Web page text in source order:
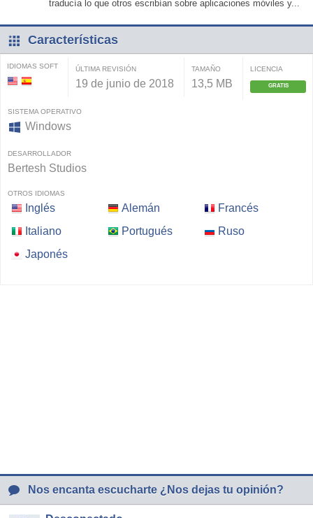
traducía lo que otros escribían sobre aplicaciones móviles y...
Características
IDIOMAS SOFT ÚLTIMA REVISIÓN
19 de junio de 2018
TAMAÑO
13,5 MB
LICENCIA
GRATIS
SISTEMA OPERATIVO
Windows
DESARROLLADOR
Bertesh Studios
OTROS IDIOMAS
Inglés Alemán
Francés
Italiano
Portugués
Ruso
Japonés
Nos encanta escucharte ¿Nos dejas tu opinión?